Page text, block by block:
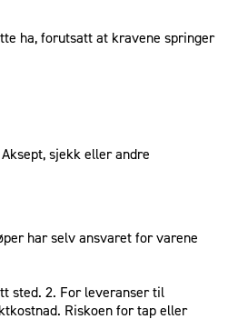
ha, forutsatt at kravene springer
sjekk eller andre
har selv ansvaret for varene
sted. 2. For leveranser til
Riskoen for tap eller